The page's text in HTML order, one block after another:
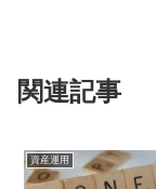
関連記事
資産運用